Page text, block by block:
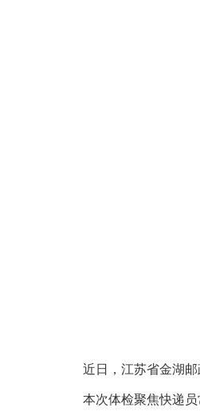
近日，江苏省金湖
本次体检聚焦快递